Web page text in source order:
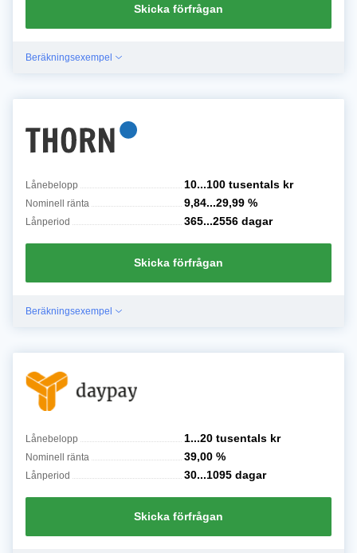
Skicka förfrågan
Beräkningsexempel
Lånebelopp 10...100 tusentals kr
Nominell ränta 9,84...29,99 %
Lånperiod 365...2556 dagar
Skicka förfrågan
Beräkningsexempel
Lånebelopp 1...20 tusentals kr
Nominell ränta 39,00 %
Lånperiod 30...1095 dagar
Skicka förfrågan